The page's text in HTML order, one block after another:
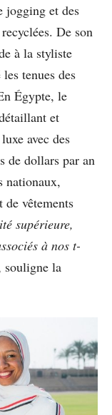
jogging et des
De son
à la styliste
tenues des
Égypte, le
et
avec des
de dollars par an
nationaux,
vêtements
supérieure,
à nos t-
souligne la